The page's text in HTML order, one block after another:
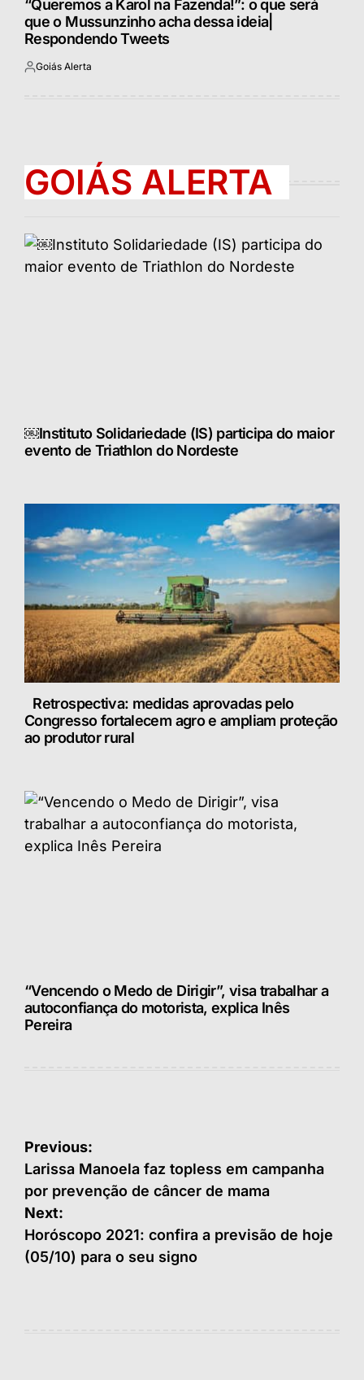
“Queremos a Karol na Fazenda!”: o que será
que o Mussunzinho acha dessa ideia|
Respondendo Tweets
Postado
Goiás Alerta
GOIÁS ALERTA
￼Instituto Solidariedade (IS) participa do maior
evento de Triathlon do Nordeste
Retrospectiva: medidas aprovadas pelo
Congresso fortalecem agro e ampliam proteção
ao produtor rural
“Vencendo o Medo de Dirigir”, visa trabalhar a
autoconfiança do motorista, explica Inês
Pereira
Navegação
de
Post
Previous:
Larissa Manoela faz topless em campanha
por prevenção de câncer de mama
Next:
Horóscopo 2021: confira a previsão de hoje
(05/10) para o seu signo